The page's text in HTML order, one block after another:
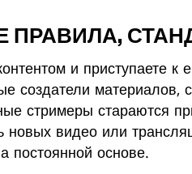
ПРАВИЛА,
и приступаете к
создатели
стримеры стараются
новых видео или
постоянной основе.